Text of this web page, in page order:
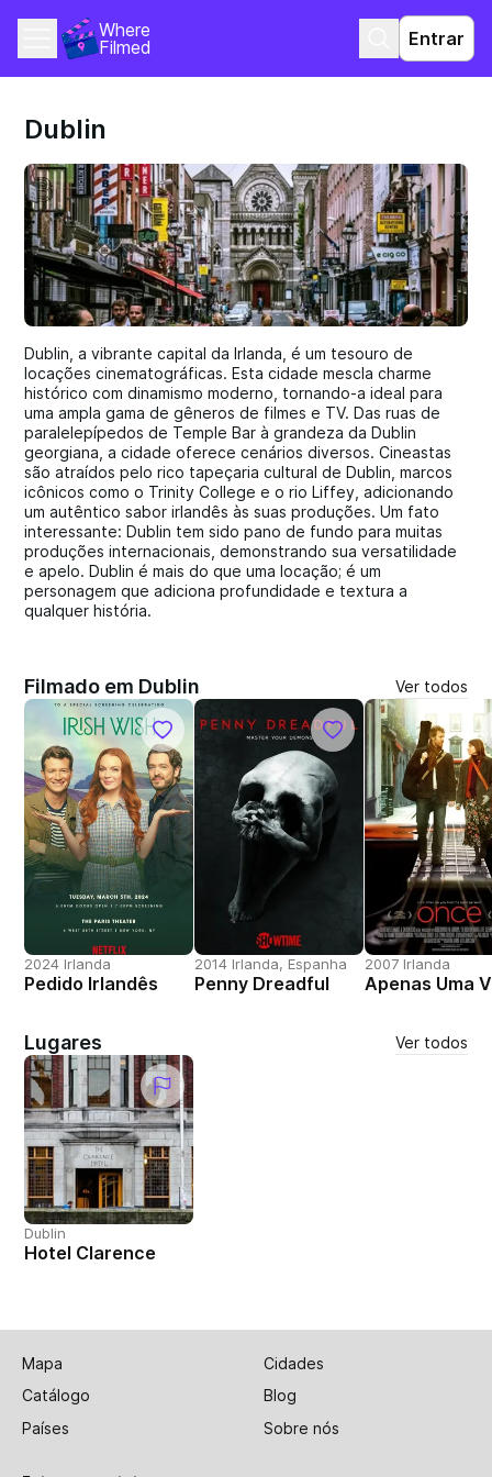
Where
Filmed
Entrar
Dublin
Dublin, a vibrante capital da Irlanda, é um tesouro de
locações cinematográficas. Esta cidade mescla charme
histórico com dinamismo moderno, tornando-a ideal para
uma ampla gama de gêneros de filmes e TV. Das ruas de
paralelepípedos de Temple Bar à grandeza da Dublin
georgiana, a cidade oferece cenários diversos. Cineastas
são atraídos pelo rico tapeçaria cultural de Dublin, marcos
icônicos como o Trinity College e o rio Liffey, adicionando
um autêntico sabor irlandês às suas produções. Um fato
interessante: Dublin tem sido pano de fundo para muitas
produções internacionais, demonstrando sua versatilidade
e apelo. Dublin é mais do que uma locação; é um
personagem que adiciona profundidade e textura a
qualquer história.
Filmado em Dublin Ver todos
2024 Irlanda
Pedido Irlandês
2014 Irlanda, Espanha
Penny Dreadful
2007 Irlanda
Apenas Uma
Lugares Ver todos
Dublin
Hotel Clarence
Mapa
Cidades
Catálogo
Blog
Países
Sobre nós